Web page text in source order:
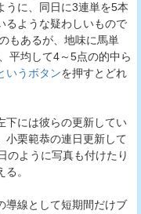
うに、同日に3連単を5本
るような疑わしいもので
もあるが、地味に馬単
平均して4～5点の的中ら
いうボタンを押すとどれ
下には彼らの更新してい
小栗範恭の連日更新して
のように写真も付けたり
。
導線として短期間だけブ